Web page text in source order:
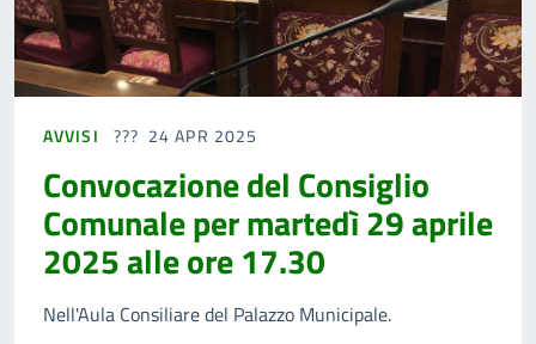
AVVISI 24 APR 2025
Convocazione del Consiglio
Comunale per martedì 29 aprile
2025 alle ore 17.30
Nell'Aula Consiliare del Palazzo Municipale.